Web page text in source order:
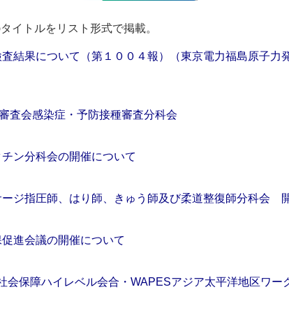
イトルをリスト形式で掲載。
結果について（第１００４報）（東京電力福島原子力
査会感染症・予防接種審査分科会
ン分科会の開催について
ージ指圧師、はり師、きゅう師及び柔道整復師分科会
進会議の開催について
会保障ハイレベル会合・WAPESアジア太平洋地区ワー